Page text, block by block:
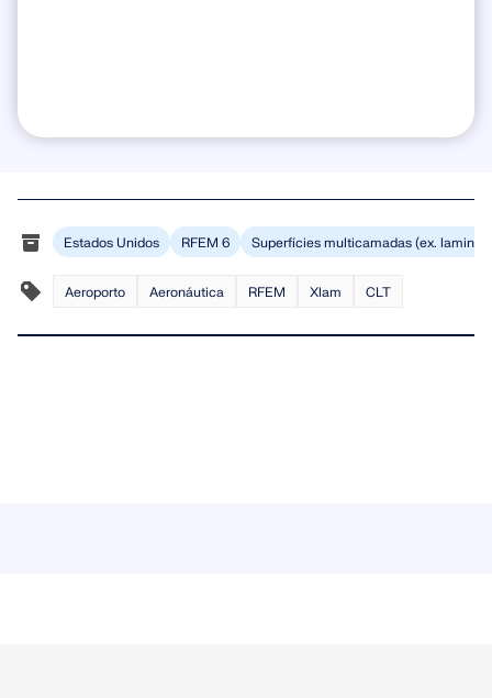
Estados Unidos RFEM 6 Superfícies multicamadas (ex.
Aeroporto Aeronáutica RFEM Xlam CLT